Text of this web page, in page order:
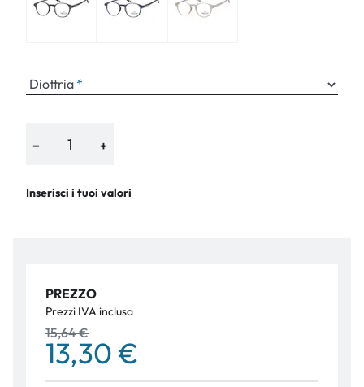
Diottria
− +
Inserisci i tuoi valori
PREZZO
Prezzi IVA inclusa
15,64 €
13,30 €